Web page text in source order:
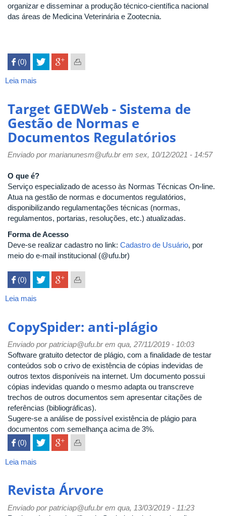
organizar e disseminar a produção técnico-científica nacional
das áreas de Medicina Veterinária e Zootecnia.
 (0)
Leia mais
da
Saúde
-
Medicina
Veterinária
Zootecnia
Target GEDWeb - Sistema de
Gestão de Normas e
Documentos Regulatórios
Enviado pormarianunesm@ufu.brem sex, 10/12/2021 - 14:57
O que é?
Serviço especializado de acesso às Normas Técnicas On-line.
Atua na gestão de normas e documentos regulatórios,
disponibilizando regulamentações técnicas (normas,
regulamentos, portarias, resoluções, etc.) atualizadas.
Forma de Acesso
Deve-se realizar cadastro no link: Cadastro de Usuário, por
meio do e-mail institucional (@ufu.br)
 (0)
Leia mais
-
Sistema
Gestão
de
Normas
e
Documentos
Regulatórios
CopySpider: anti-plágio
Enviado porpatriciap@ufu.brem qua, 27/11/2019 - 10:03
Software gratuito detector de plágio, com a finalidade de testar
conteúdos sob o crivo de existência de cópias indevidas de
outros textos disponíveis na internet. Um documento possui
cópias indevidas quando o mesmo adapta ou transcreve
trechos de outros documentos sem apresentar citações de
referências (bibliográficas).
Sugere-se a análise de possível existência de plágio para
documentos com semelhança acima de 3%.
 (0)
Leia mais
plágio
Revista Árvore
Enviado porpatriciap@ufu.brem qua, 13/03/2019 - 11:23